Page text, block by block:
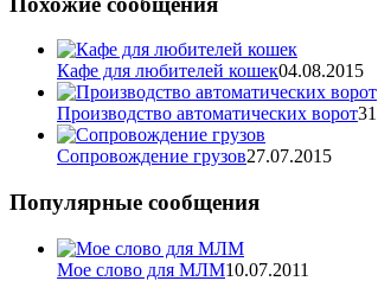
Кафе для любителей кошек04.08.2015
Производство автоматических ворот
Cопровождение грузов27.07.2015
Популярные сообщения
Мое слово для МЛМ10.07.2011